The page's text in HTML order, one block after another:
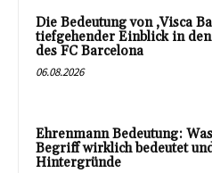
Die Bedeutung von ‚Visca
tiefgehender Einblick in
des FC Barcelona
06.08.2026
Ehrenmann Bedeutung:
Begriff wirklich bedeutet
Hintergründe